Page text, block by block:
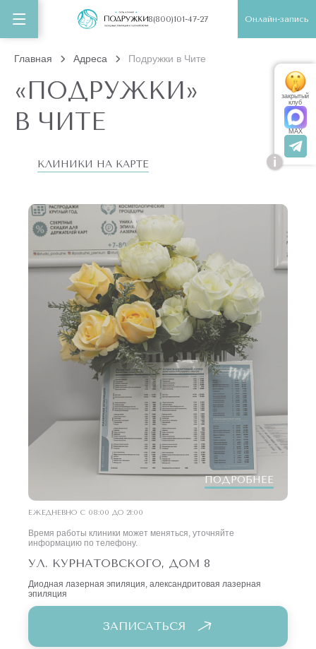
8(800)101-47-27 Онлайн-запись
Главная Адреса Подружки в Чите
«ПОДРУЖКИ»
В ЧИТЕ
КЛИНИКИ НА КАРТЕ
ПОДРОБНЕЕ
ЕЖЕДНЕВНО С 08:00 ДО 21:00
Время работы клиники может меняться, уточняйте
информацию по телефону.
УЛ. КУРНАТОВСКОГО, ДОМ 8
Диодная лазерная эпиляция, александритовая лазерная
эпиляция
ЗАПИСАТЬСЯ
i
закрытый
клуб
MAX